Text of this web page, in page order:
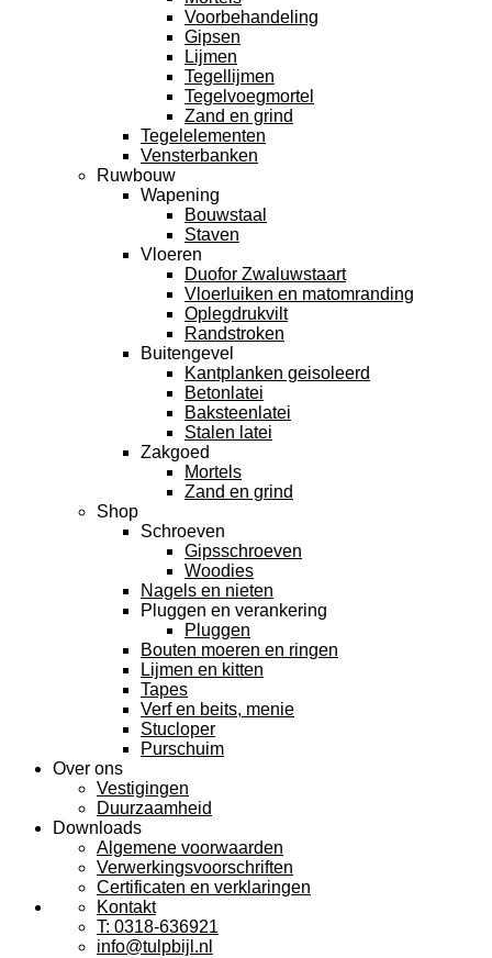
Voorbehandeling
Gipsen
Lijmen
Tegellijmen
Tegelvoegmortel
Zand en grind
Tegelelementen
Vensterbanken
Ruwbouw
Wapening
Bouwstaal
Staven
Vloeren
Duofor Zwaluwstaart
Vloerluiken en matomranding
Oplegdrukvilt
Randstroken
Buitengevel
Kantplanken geisoleerd
Betonlatei
Baksteenlatei
Stalen latei
Zakgoed
Mortels
Zand en grind
Shop
Schroeven
Gipsschroeven
Woodies
Nagels en nieten
Pluggen en verankering
Pluggen
Bouten moeren en ringen
Lijmen en kitten
Tapes
Verf en beits, menie
Stucloper
Purschuim
Over ons
Vestigingen
Duurzaamheid
Downloads
Algemene voorwaarden
Verwerkingsvoorschriften
Certificaten en verklaringen
Kontakt
T: 0318-636921
info@tulpbijl.nl